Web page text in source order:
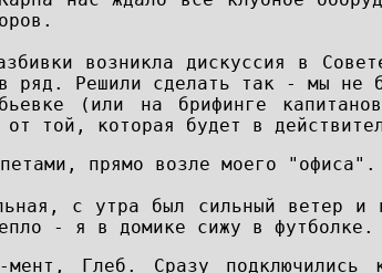
возникла дискуссия в
ряд. Решили сделать так - мы не
(или на брифинге
от той, которая будет в
прямо возле моего "офиса".
с утра был сильный ветер и
- я в домике сижу в футболке.
мент, Глеб. Сразу подключились